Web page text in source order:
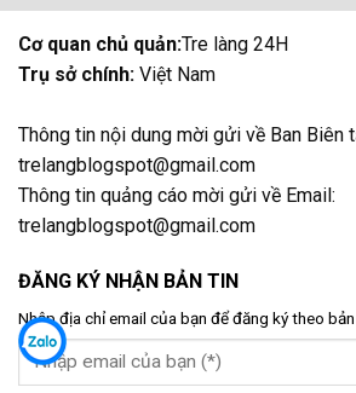
Cơ quan chủ quản:Tre làng 24H
Trụ sở chính: Việt Nam
Thông tin nội dung mời gửi về Ban Biên
trelangblogspot@gmail.com
Thông tin quảng cáo mời gửi về Email:
trelangblogspot@gmail.com
ĐĂNG KÝ NHẬN BẢN TIN
Nhập địa chỉ email của bạn để đăng ký theo